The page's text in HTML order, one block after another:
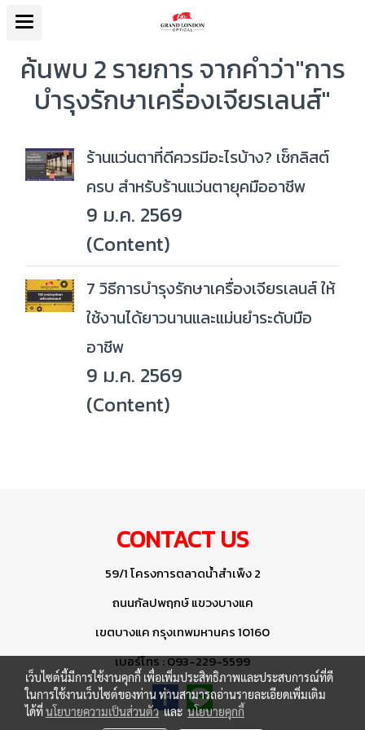
ค้นพบ 2 รายการ จากคำว่า"การ
บำรุงรักษาเครื่องเจียรเลนส์"
ร้านแว่นตาที่ดีควรมีอะไรบ้าง? เช็กลิสต์
ครบ สำหรับร้านแว่นตายุคมืออาชีพ
9 ม.ค. 2569
(Content)
7 วิธีการบำรุงรักษาเครื่องเจียรเลนส์ ให้
ใช้งานได้ยาวนานและแม่นยำระดับมือ
อาชีพ
9 ม.ค. 2569
(Content)
CONTACT US
59/1 โครงการตลาดน้ำสำเพ็ง 2
ถนนกัลปพฤกษ์ แขวงบางแค
เขตบางแค กรุงเทพมหานคร 10160
เบอร์โทร : 093-229-5599
เว็บไซต์นี้มีการใช้งานคุกกี้ เพื่อเพิ่มประสิทธิภาพและประสบการณ์ที่ดี
ในการใช้งานเว็บไซต์ของท่าน ท่านสามารถอ่านรายละเอียดเพิ่มเติม
ได้ที่นโยบายความเป็นส่วนตัวและนโยบายคุกกี้